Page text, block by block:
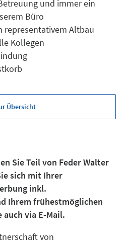
uns
und immer ein
Büro
representativem Altbau
Kollegen
Übersicht
Sie Teil von Feder Walter
sich mit Ihrer
inkl.
Ihrem frühestmöglichen
via E-Mail.
von